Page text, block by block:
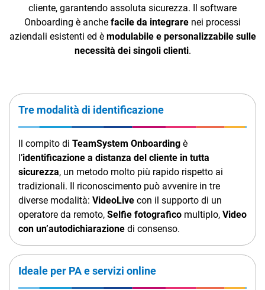
cliente, garantendo assoluta sicurezza. Il software
Onboarding è anche facile da integrare nei processi
aziendali esistenti ed è modulabile e personalizzabile sulle
necessità dei singoli clienti.
Tre modalità di identificazione
Il compito di TeamSystem Onboarding è
l’identificazione a distanza del cliente in tutta
sicurezza, un metodo molto più rapido rispetto ai
tradizionali. Il riconoscimento può avvenire in tre
diverse modalità: VideoLive con il supporto di un
operatore da remoto, Selfie fotografico multiplo, Video
con un’autodichiarazione di consenso.
Ideale per PA e servizi online